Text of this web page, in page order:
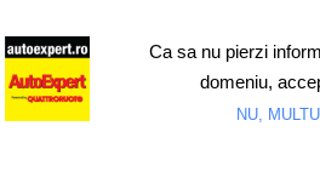
Test drive Motorsport
Ca sa nu pierzi
domeniu,
NU,